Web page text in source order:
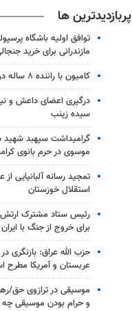
پربازدیدترین ها
توافق اولیه باشگاه
مازندرانی برای خرید
کامیون با راننده ۸ ساله در اصفهان توقیف شد
درگیری اعضای داعش و
سیده زینب
گرامیداشت سپهبد شهید
موسوی در حرم بانوی
تمجید رسانه آلبانیایی
استقلال خوزستان
رئیس ستاد مشترک ارتش
برای خروج از جنگ با
حزب الله عراق: بازنگری
عربستان و آمریکا مطرح
موسیقی در ترازوی حق/
و حرام بودن موسیقی چه